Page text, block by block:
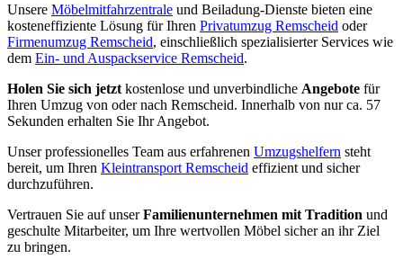
Unsere Möbelmitfahrzentrale und Beiladung-Dienste bieten eine
kosteneffiziente Lösung für Ihren Privatumzug Remscheid oder
Firmenumzug Remscheid, einschließlich spezialisierter Services wie
dem Ein- und Auspackservice Remscheid.
Holen Sie sich jetzt kostenlose und unverbindliche Angebote für
Ihren Umzug von oder nach Remscheid. Innerhalb von nur ca. 57
Sekunden erhalten Sie Ihr Angebot.
Unser professionelles Team aus erfahrenen Umzugshelfern steht
bereit, um Ihren Kleintransport Remscheid effizient und sicher
durchzuführen.
Vertrauen Sie auf unserFamilienunternehmen mit Tradition und
geschulte Mitarbeiter, um Ihre wertvollen Möbel sicher an ihr Ziel
zu bringen.